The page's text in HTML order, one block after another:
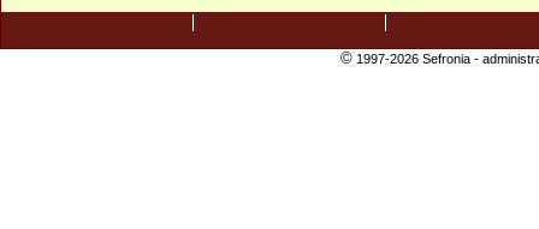
©1997-2026 Sefronia -